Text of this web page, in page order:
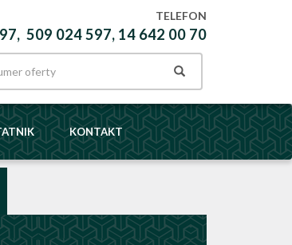
TELEFON
509 024 597, 14 642 00 70
KONTAKT